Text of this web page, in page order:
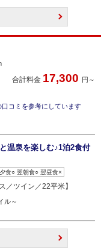
合計料金 17,300 円～
口コミを参考にしています
温泉を楽しむ♪1泊2食付
夕食○ 翌朝食○ 翌昼食×
／ツイン／22平米】
ル～